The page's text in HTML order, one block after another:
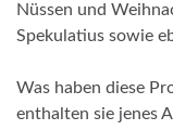
Nüssen und
Spekulatius sowie
Was haben diese
enthalten sie jenes